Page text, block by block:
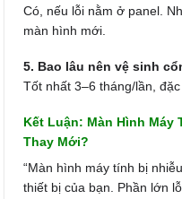
Có, nếu lỗi nằm ở panel.
màn hình mới.
5. Bao lâu nên vệ sinh
Tốt nhất 3–6 tháng/lần,
Kết Luận: Màn Hình Máy
Thay Mới?
“Màn hình máy tính bị
thiết bị của bạn. Phần lớn